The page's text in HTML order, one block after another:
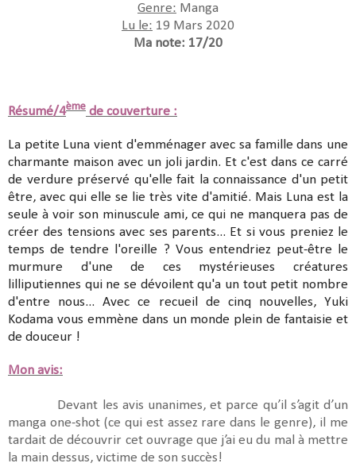
Genre: Manga
Lu le: 19 Mars 2020
Ma note: 17/20
Résumé/4ème de couverture :
La petite Luna vient d'emménager avec sa famille dans une
charmante maison avec un joli jardin. Et c'est dans ce carré
de verdure préservé qu'elle fait la connaissance d'un petit
être, avec qui elle se lie très vite d'amitié. Mais Luna est la
seule à voir son minuscule ami, ce qui ne manquera pas de
créer des tensions avec ses parents... Et si vous preniez le
temps de tendre l'oreille ? Vous entendriez peut-être le
murmure d'une de ces mystérieuses créatures
lilliputiennes qui ne se dévoilent qu'a un tout petit nombre
d'entre nous... Avec ce recueil de cinq nouvelles, Yuki
Kodama vous emmène dans un monde plein de fantaisie et
de douceur !
Mon avis:
Devant les avis unanimes, et parce qu’il s’agit d’un
manga one-shot (ce qui est assez rare dans le genre), il me
tardait de découvrir cet ouvrage que j’ai eu du mal à mettre
la main dessus, victime de son succès!